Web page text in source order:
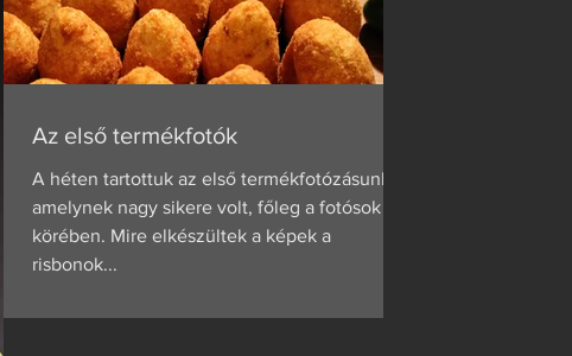
Az első termékfotók
A héten tartottuk az első termékfotózásunkat,
amelynek nagy sikere volt, főleg a fotósok
körében. Mire elkészültek a képek a
risbonok...